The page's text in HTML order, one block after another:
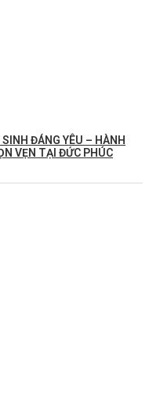
ĐÁNG YÊU – HÀNH
VẸN TẠI ĐỨC PHÚC